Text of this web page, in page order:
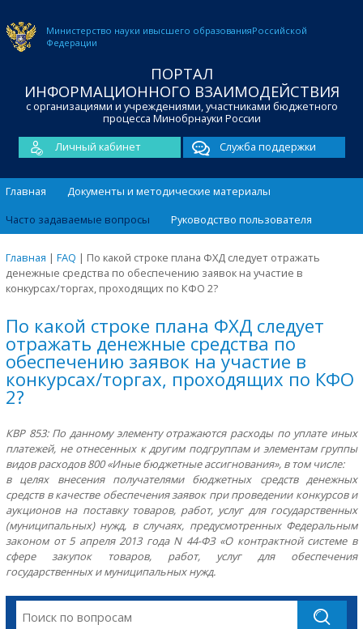
Министерство науки ивысшего образованияРоссийской
Федерации
ПОРТАЛ
ИНФОРМАЦИОННОГО ВЗАИМОДЕЙСТВИЯ
с организациями и учреждениями, участниками бюджетного
процесса Минобрнауки России
Личный кабинет
Служба поддержки
Главная
Документы и методические материалы
Часто задаваемые вопросы
Руководство пользователя
Главная | FAQ | По какой строке плана ФХД следует отражать
денежные средства по обеспечению заявок на участие в
конкурсах/торгах, проходящих по КФО 2?
По какой строке плана ФХД следует
отражать денежные средства по
обеспечению заявок на участие в
конкурсах/торгах, проходящих по КФО
2?
КВР 853: По данному элементу отражаются расходы по уплате иных
платежей, не отнесенных к другим подгруппам и элементам группы
видов расходов 800 «Иные бюджетные ассигнования», в том числе:
в целях внесения получателями бюджетных средств денежных
средств в качестве обеспечения заявок при проведении конкурсов и
аукционов на поставку товаров, работ, услуг для государственных
(муниципальных) нужд, в случаях, предусмотренных Федеральным
законом от 5 апреля 2013 года N 44-ФЗ «О контрактной системе в
сфере закупок товаров, работ, услуг для обеспечения
государственных и муниципальных нужд.